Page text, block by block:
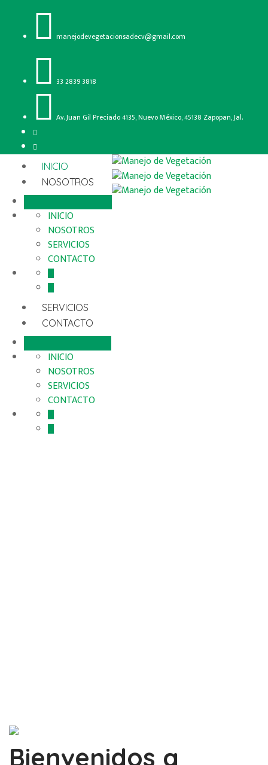
manejodevegetacionsadecv@gmail.com
33 2839 3818
Av. Juan Gil Preciado 4135, Nuevo México, 45138 Zapopan, Jal.
INICIO
NOSOTROS
INICIO
NOSOTROS
SERVICIOS
CONTACTO
SERVICIOS
CONTACTO
INICIO
NOSOTROS
SERVICIOS
CONTACTO
Bienvenidos a